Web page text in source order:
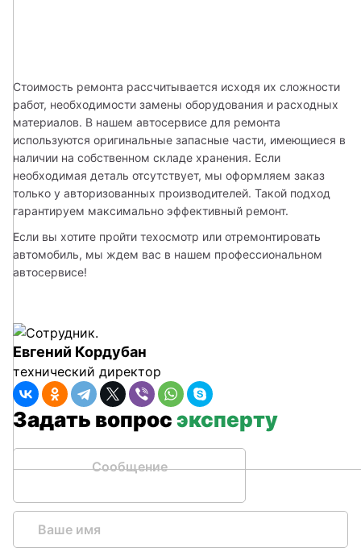
Стоимость ремонта рассчитывается исходя их сложности
работ, необходимости замены оборудования и расходных
материалов. В нашем автосервисе для ремонта
используются оригинальные запасные части, имеющиеся в
наличии на собственном складе хранения. Если
необходимая деталь отсутствует, мы оформляем заказ
только у авторизованных производителей. Такой подход
гарантируем максимально эффективный ремонт.
Если вы хотите пройти техосмотр или отремонтировать
автомобиль, мы ждем вас в нашем профессиональном
автосервисе!
Евгений Кордубан
технический директор
Задать вопросэксперту